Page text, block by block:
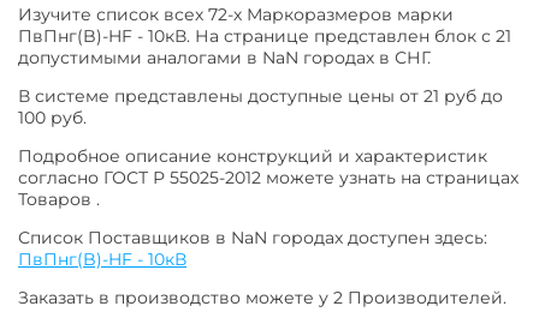
Изучите список всех 72-х Маркоразмеров марки
ПвПнг(B)-HF - 10кВ. На странице представлен блок с 21
допустимыми аналогами в NaN городах в СНГ.
В системе представлены доступные цены от 21 руб до
100 руб.
Подробное описание конструкций и характеристик
согласно ГОСТ Р 55025-2012 можете узнать на страницах
Товаров .
Список Поставщиков в NaN городах доступен здесь:
ПвПнг(B)-HF - 10кВ
Заказать в производство можете у 2 Производителей.